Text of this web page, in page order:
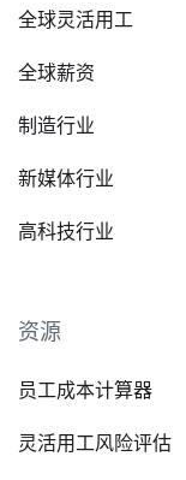
全球灵活用工
全球薪资
制造行业
新媒体行业
高科技行业
资源
员工成本计算器
灵活用工风险评估